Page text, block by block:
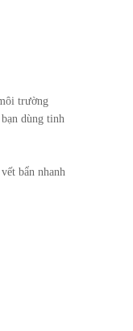
trường
dùng tinh
bẩn nhanh